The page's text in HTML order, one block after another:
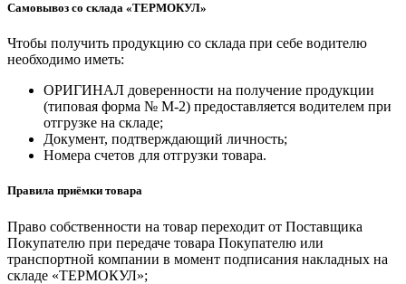
Самовывоз со склада «ТЕРМОКУЛ»
Чтобы получить продукцию со склада при себе водителю
необходимо иметь:
ОРИГИНАЛ доверенности на получение продукции
(типовая форма № М-2) предоставляется водителем при
отгрузке на складе;
Документ, подтверждающий личность;
Номера счетов для отгрузки товара.
Правила приёмки товара
Право собственности на товар переходит от Поставщика
Покупателю при передаче товара Покупателю или
транспортной компании в момент подписания накладных на
складе «ТЕРМОКУЛ»;